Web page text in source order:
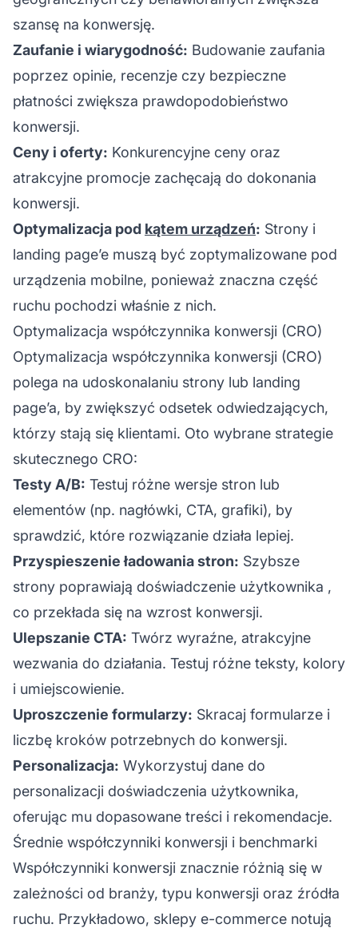
szansę na konwersję.
Zaufanie i wiarygodność: Budowanie zaufania
poprzez opinie, recenzje czy bezpieczne
płatności zwiększa prawdopodobieństwo
konwersji.
Ceny i oferty: Konkurencyjne ceny oraz
atrakcyjne promocje zachęcają do dokonania
konwersji.
Optymalizacja pod kątem urządzeń: Strony i
landing page’e muszą być zoptymalizowane pod
urządzenia mobilne, ponieważ znaczna część
ruchu pochodzi właśnie z nich.
Optymalizacja współczynnika konwersji (CRO)
Optymalizacja współczynnika konwersji (CRO)
polega na udoskonalaniu strony lub landing
page’a, by zwiększyć odsetek odwiedzających,
którzy stają się klientami. Oto wybrane strategie
skutecznego CRO:
Testy A/B: Testuj różne wersje stron lub
elementów (np. nagłówki, CTA, grafiki), by
sprawdzić, które rozwiązanie działa lepiej.
Przyspieszenie ładowania stron: Szybsze
strony poprawiają doświadczenie użytkownika ,
co przekłada się na wzrost konwersji.
Ulepszanie CTA: Twórz wyraźne, atrakcyjne
wezwania do działania. Testuj różne teksty, kolory
i umiejscowienie.
Uproszczenie formularzy: Skracaj formularze i
liczbę kroków potrzebnych do konwersji.
Personalizacja: Wykorzystuj dane do
personalizacji doświadczenia użytkownika,
oferując mu dopasowane treści i rekomendacje.
Średnie współczynniki konwersji i benchmarki
Współczynniki konwersji znacznie różnią się w
zależności od branży, typu konwersji oraz źródła
ruchu. Przykładowo, sklepy e-commerce notują